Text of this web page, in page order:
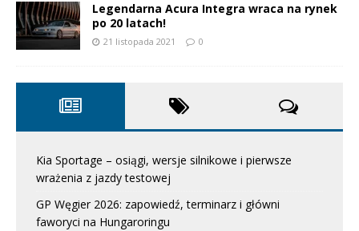
Legendarna Acura Integra wraca na rynek
po 20 latach!
21 listopada 2021 0
Kia Sportage – osiągi, wersje silnikowe i pierwsze
wrażenia z jazdy testowej
GP Węgier 2026: zapowiedź, terminarz i główni
faworyci na Hungaroringu